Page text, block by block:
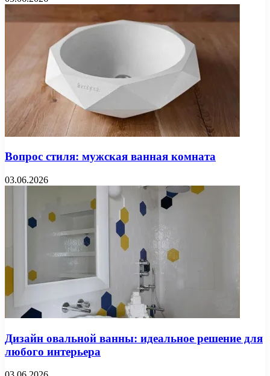
Вопрос стиля: мужская ванная комната
03.06.2026
Дизайн овальной ванны: идеальное решение для
любого интерьера